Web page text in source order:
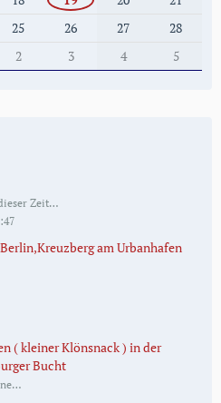
25 26 27
28
2 3 4 5
Zeit…
am Urbanhafen
( kleiner Klönsnack ) in der
Bucht